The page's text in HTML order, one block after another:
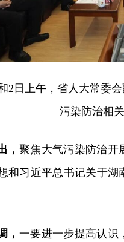
2日上午，省人大常委
污染防治相
， 聚焦大气污染防治开
和习近平总书记关于
， 一要进一步提高认识